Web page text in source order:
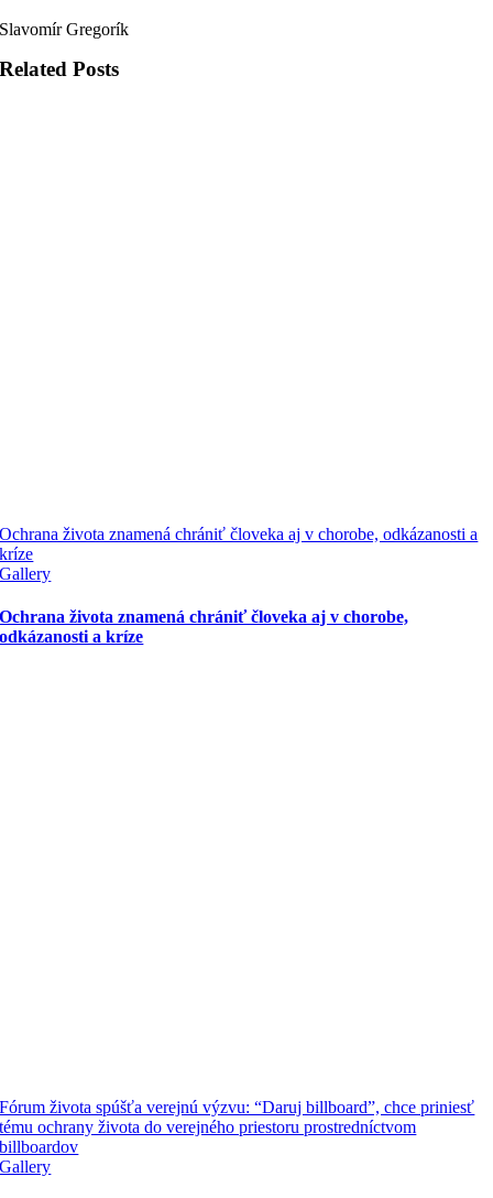
Slavomír Gregorík
Related Posts
Ochrana života znamená chrániť človeka aj v chorobe, odkázanosti a
kríze
Gallery
Ochrana života znamená chrániť človeka aj v chorobe,
odkázanosti a kríze
Fórum života spúšťa verejnú výzvu: “Daruj billboard”, chce priniesť
tému ochrany života do verejného priestoru prostredníctvom
billboardov
Gallery